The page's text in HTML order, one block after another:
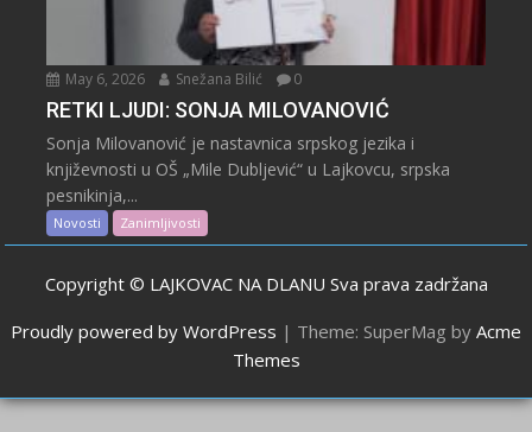
May 6, 2026 Snežana Bilić 0
RETKI LJUDI: SONJA MILOVANOVIĆ
Sonja Milovanović je nastavnica srpskog jezika i
književnosti u OŠ „Mile Dubljević“ u Lajkovcu, srpska
pesnikinja,...
Novosti Zanimljivosti
Copyright © LAJKOVAC NA DLANU Sva prava zadržana
Proudly powered by WordPress | Theme: SuperMag by Acme
Themes